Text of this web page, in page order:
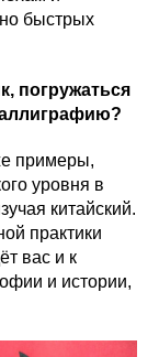
быстрых
погружаться
примеры,
уровня в
китайский.
практики
вас и к
и истории,